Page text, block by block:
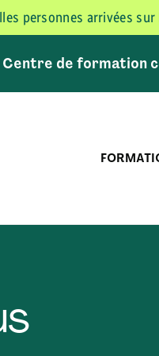
personnes arrivées sur
Centre de formation